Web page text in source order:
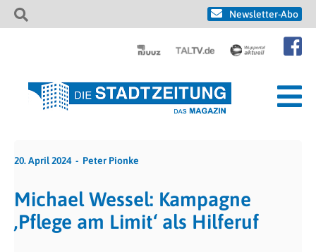
Newsletter-Abo
20. April 2024 Peter Pionke
Michael Wessel: Kampagne
‚Pflege am Limit‘ als Hilferuf